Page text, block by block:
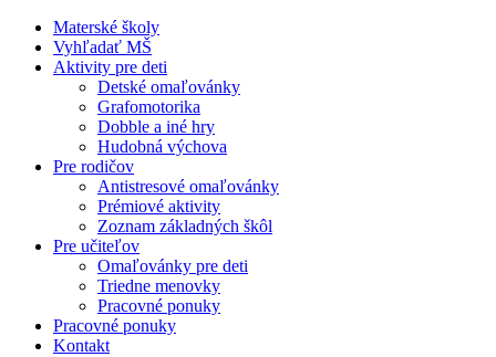
Materské školy
Vyhľadať MŠ
Aktivity pre deti
Detské omaľovánky
Grafomotorika
Dobble a iné hry
Hudobná výchova
Pre rodičov
Antistresové omaľovánky
Prémiové aktivity
Zoznam základných škôl
Pre učiteľov
Omaľovánky pre deti
Triedne menovky
Pracovné ponuky
Pracovné ponuky
Kontakt